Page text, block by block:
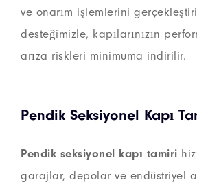
ve onarım işlemlerini
desteğimizle, kapılarınızın
arıza riskleri minimuma indirilir.
Pendik Seksiyonel Kapı
Pendik seksiyonel kapı tamiri
garajlar, depolar ve endüstriyel